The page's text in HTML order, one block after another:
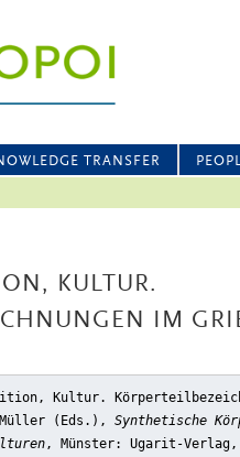
TRANSFER
KULTUR.
IM
Kultur.
Müller (Eds.), Synthetische
, Münster: Ugarit-Verlag,